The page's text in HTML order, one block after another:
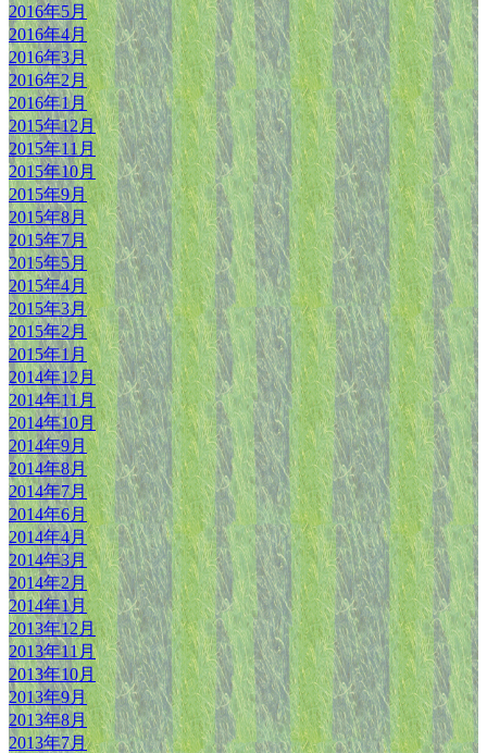
2016年5月
2016年4月
2016年3月
2016年2月
2016年1月
2015年12月
2015年11月
2015年10月
2015年9月
2015年8月
2015年7月
2015年5月
2015年4月
2015年3月
2015年2月
2015年1月
2014年12月
2014年11月
2014年10月
2014年9月
2014年8月
2014年7月
2014年6月
2014年4月
2014年3月
2014年2月
2014年1月
2013年12月
2013年11月
2013年10月
2013年9月
2013年8月
2013年7月